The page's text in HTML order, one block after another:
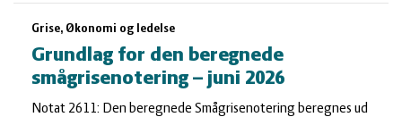
Grise, Økonomi og ledelse
Grundlag for den beregnede
smågrisenotering – juni 2026
Notat 2611: Den beregnede Smågrisenotering beregnes ud